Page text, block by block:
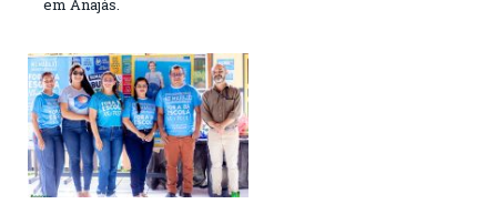
em Anajás.